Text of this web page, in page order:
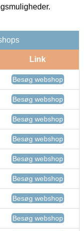
Link
Besøg webshop
Besøg webshop
Besøg webshop
Besøg webshop
Besøg webshop
Besøg webshop
Besøg webshop
Besøg webshop